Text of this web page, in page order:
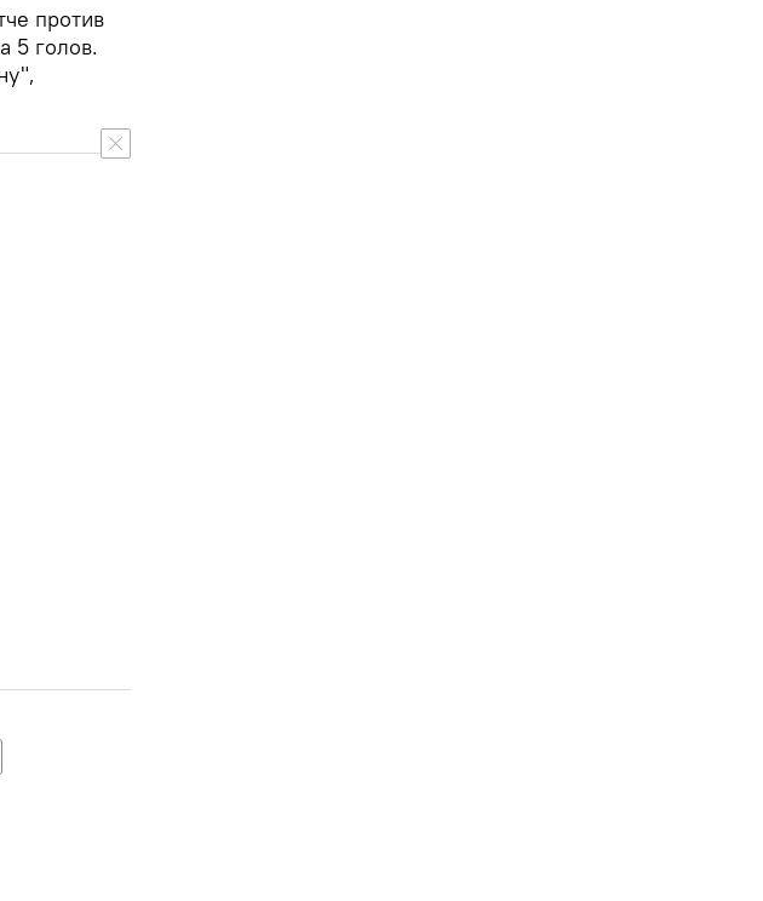
против
5 голов.